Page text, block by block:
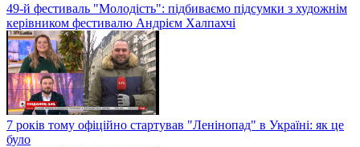
49-й фестиваль "Молодість": підбиваємо підсумки з художнім
керівником фестивалю Андрієм Халпахчі
7 років тому офіційно стартував "Ленінопад" в Україні: як це
було